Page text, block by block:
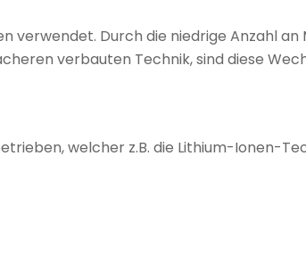
verwendet. Durch die niedrige Anzahl
verbauten Technik, sind diese
welcher z.B. die Lithium-Ionen-